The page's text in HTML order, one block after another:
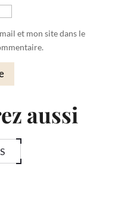
et mon site dans le
aussi